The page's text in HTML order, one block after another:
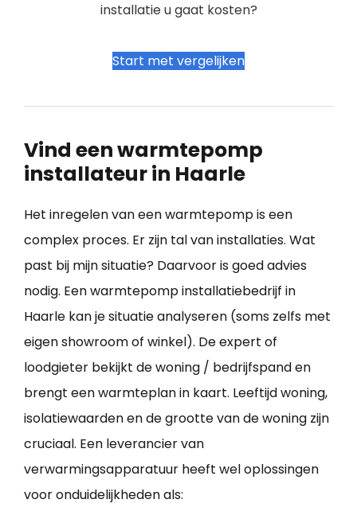
installatie u gaat kosten?
Start met vergelijken
Vind een warmtepomp
installateur in Haarle
Het inregelen van een warmtepomp is een
complex proces. Er zijn tal van installaties. Wat
past bij mijn situatie? Daarvoor is goed advies
nodig. Een warmtepomp installatiebedrijf in
Haarle kan je situatie analyseren (soms zelfs met
eigen showroom of winkel). De expert of
loodgieter bekijkt de woning / bedrijfspand en
brengt een warmteplan in kaart. Leeftijd woning,
isolatiewaarden en de grootte van de woning zijn
cruciaal. Een leverancier van
verwarmingsapparatuur heeft wel oplossingen
voor onduidelijkheden als: